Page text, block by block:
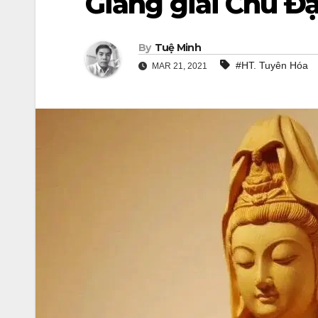
By Tuệ Minh
MAR 21, 2021 #HT. Tuyên Hóa